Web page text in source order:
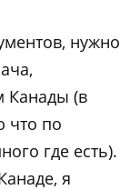
нужно
Канады (в
что по
где есть).
я